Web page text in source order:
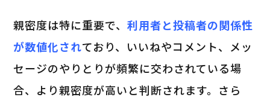
親密度は特に重要で、利用者と投稿者の関係性
が数値化されており、いいねやコメント、メッ
セージのやりとりが頻繁に交わされている場
合、より親密度が高いと判断されます。さら